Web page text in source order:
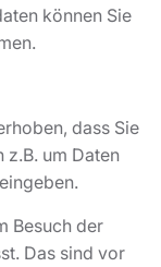
können Sie
dass Sie
z.B. um Daten
Besuch der
Das sind vor